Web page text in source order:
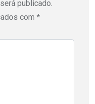
publicado.
com *